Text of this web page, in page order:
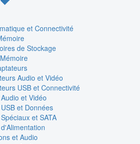
et Connectivité
de Stockage
Audio et Vidéo
USB et Connectivité
et Vidéo
et Données
et SATA
et Audio